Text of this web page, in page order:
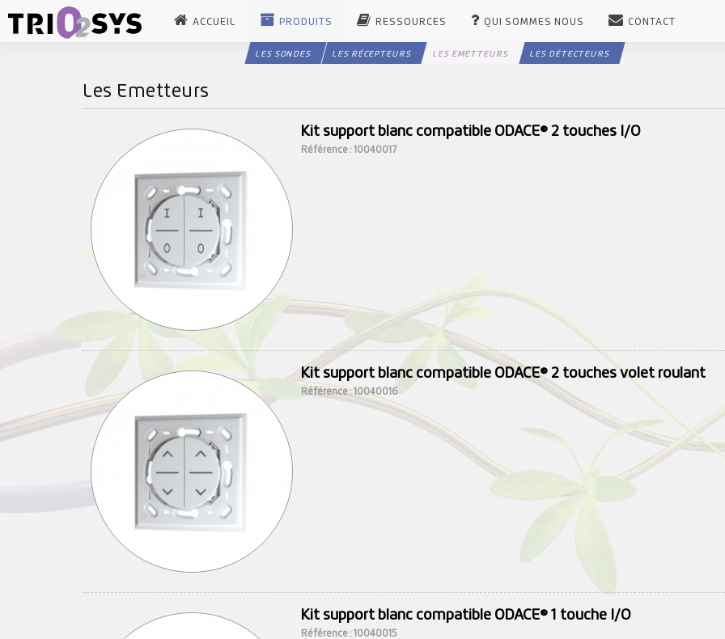
ACCUEIL PRODUITS
LES SONDES LES RÉCEPTEURS LES EMETTEURS LES DÉTECTEURS
RESSOURCES QUI SOMMES NOUS CONTACT
Les Emetteurs
Kit support blanc compatible ODACE® 2 touches I/O
Référence : 10040017
Kit support blanc compatible ODACE® 2 touches volet roulant
Référence : 10040016
Kit support blanc compatible ODACE® 1 touche I/O
Référence : 10040015